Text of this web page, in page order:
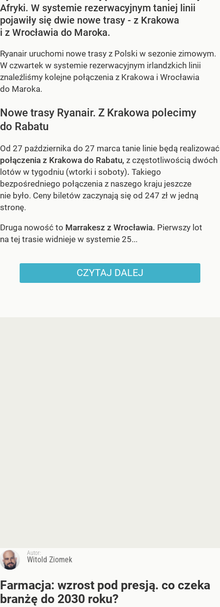
Afryki. W systemie rezerwacyjnym taniej linii
pojawiły się dwie nowe trasy - z Krakowa
i z Wrocławia do Maroka.
Ryanair uruchomi nowe trasy z Polski w sezonie zimowym.
W czwartek w systemie rezerwacyjnym irlandzkich linii
znaleźliśmy kolejne połączenia z Krakowa i Wrocławia
do Maroka.
Nowe trasy Ryanair. Z Krakowa polecimy
do Rabatu
Od 27 października do 27 marca tanie linie będą realizować
połączenia z Krakowa do Rabatu, z częstotliwością dwóch
lotów w tygodniu (wtorki i soboty). Takiego
bezpośredniego połączenia z naszego kraju jeszcze
nie było. Ceny biletów zaczynają się od 247 zł w jedną
stronę.
Druga nowość to Marrakesz z Wrocławia. Pierwszy lot
na tej trasie widnieje w systemie 25...
CZYTAJ DALEJ
Autor:
Witold Ziomek
Farmacja: wzrost pod presją. co czeka
branżę do 2030 roku?